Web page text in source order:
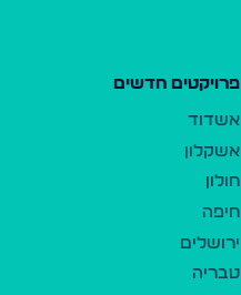
פרויקטים חדשים
אשדוד
אשקלון
חולון
חיפה
ירושלים
טבריה